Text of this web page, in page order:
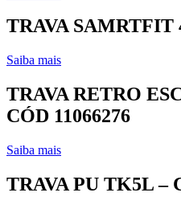
TRAVA SAMRTFIT
Saiba mais
TRAVA RETRO
CÓD 11066276
Saiba mais
TRAVA PU TK5L –